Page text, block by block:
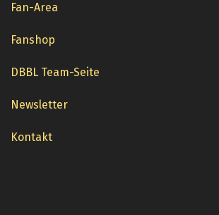
Fan-Area
Fanshop
DBBL Team-Seite
Newsletter
Kontakt